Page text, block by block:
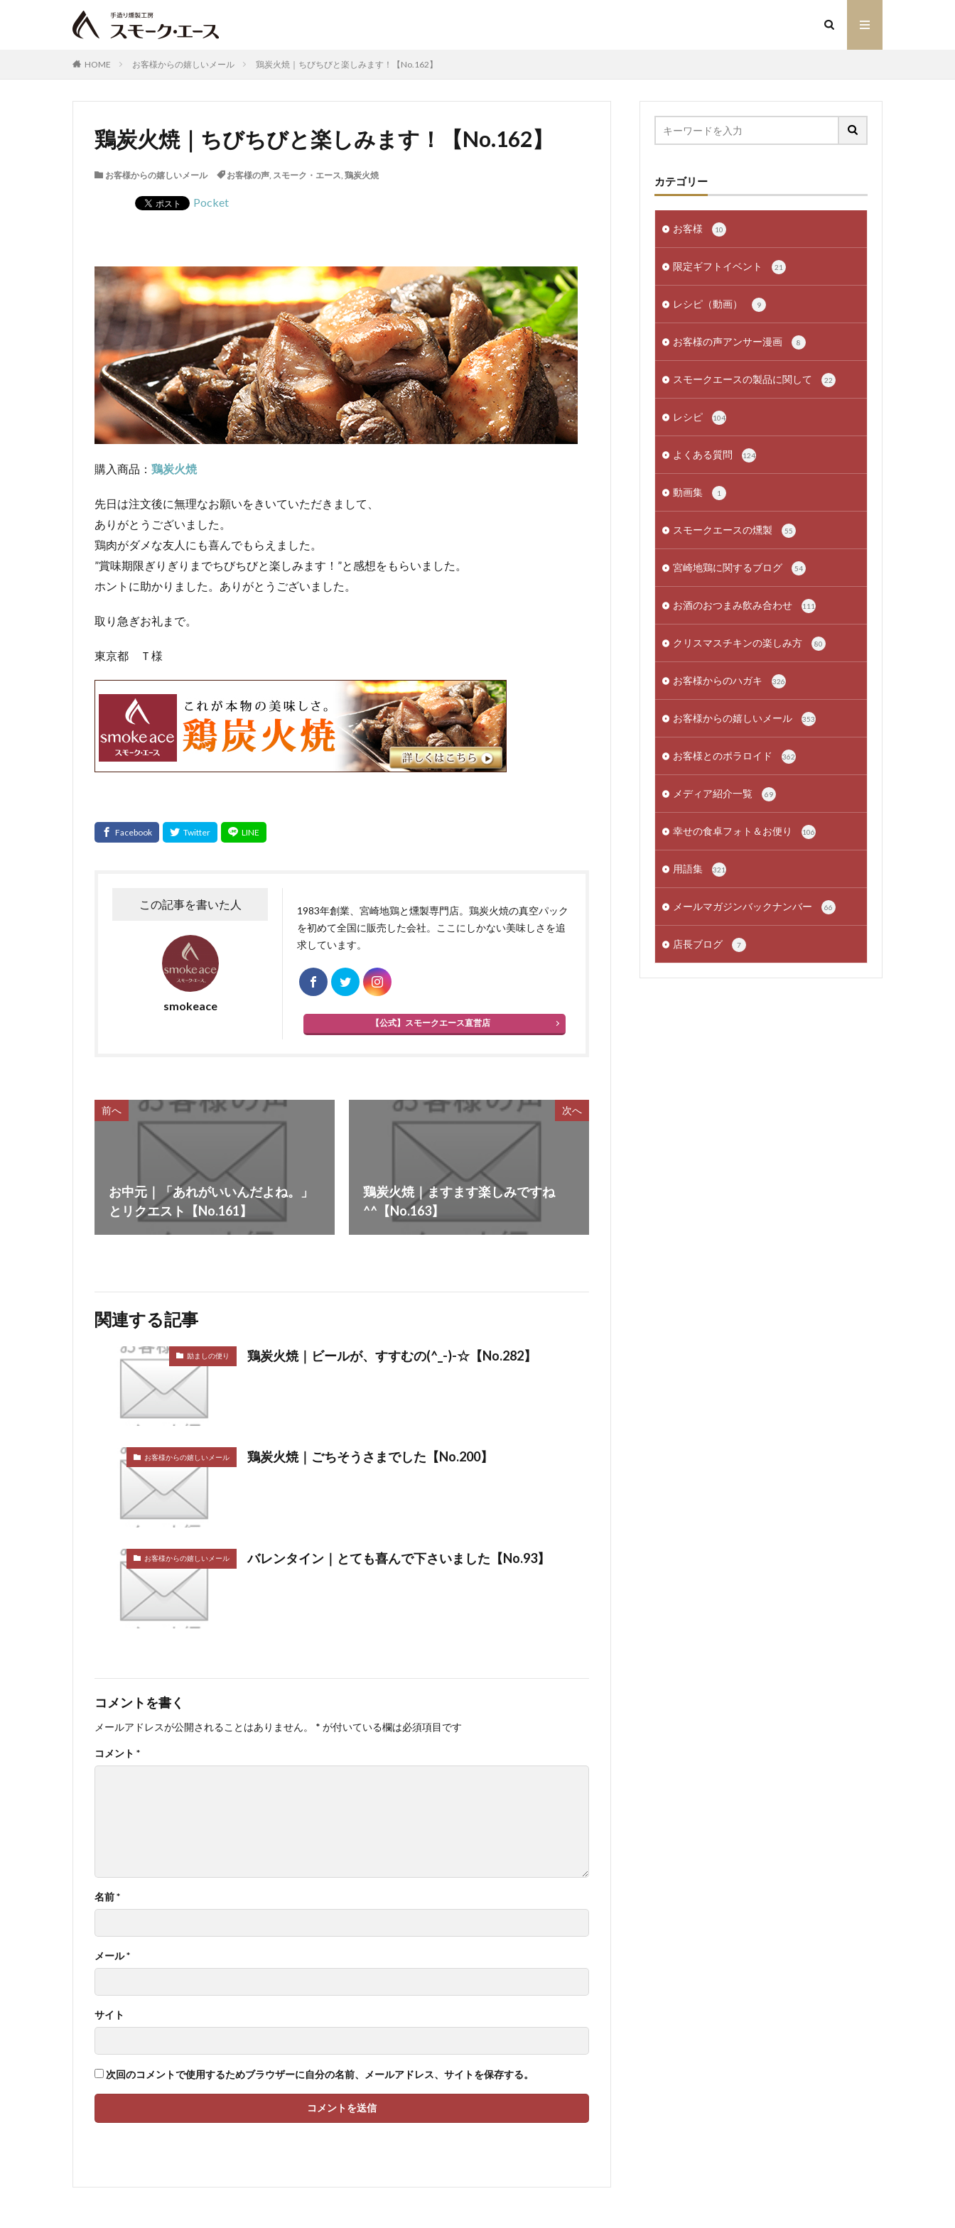
HOME お客様からの嬉しいメール 鶏炭火焼｜ちびちびと楽しみます！【No.162】
鶏炭火焼｜ちびちびと楽しみます！【No.162】
お客様からの嬉しいメール お客様の声, スモーク・エース, 鶏炭火焼
Pocket
購入商品： 鶏炭火焼
先日は注文後に無理なお願いをきいていただきまして、
ありがとうございました。
鶏肉がダメな友人にも喜んでもらえました。
”賞味期限ぎりぎりまでちびちびと楽しみます！”と感想をもらいました。
ホントに助かりました。ありがとうございました。
取り急ぎお礼まで。
東京都 Ｔ様
この記事を書いた人
smokeace
1983年創業、宮崎地鶏と燻製専門店。鶏炭火焼の真空パック
を初めて全国に販売した会社。ここにしかない美味しさを追
求しています。
【公式】スモークエース直営店
前へ
お中元｜「あれがいいんだよね。」
とリクエスト【No.161】
次へ
鶏炭火焼｜ますます楽しみですね
^^【No.163】
関連する記事
励ましの便り 鶏炭火焼｜ビールが、すすむの(^_-)-☆【No.282】
お客様からの嬉しいメール 鶏炭火焼｜ごちそうさまでした【No.200】
お客様からの嬉しいメール バレンタイン｜とても喜んで下さいました【No.93】
コメントを書く
メールアドレスが公開されることはありません。 * が付いている欄は必須項目です
コメント *
名前*
メール*
サイト
次回のコメントで使用するためブラウザーに自分の名前、メールアドレス、サイトを保存する。
カテゴリー
お客様 10
限定ギフトイベント 21
レシピ（動画） 9
お客様の声アンサー漫画 8
スモークエースの製品に関して 22
レシピ 104
よくある質問 124
動画集 1
スモークエースの燻製 55
宮崎地鶏に関するブログ 54
お酒のおつまみ飲み合わせ 111
クリスマスチキンの楽しみ方 80
お客様からのハガキ 326
お客様からの嬉しいメール 353
お客様とのポラロイド 362
メディア紹介一覧 69
幸せの食卓フォト＆お便り 106
用語集 321
メールマガジンバックナンバー 66
店長ブログ 7